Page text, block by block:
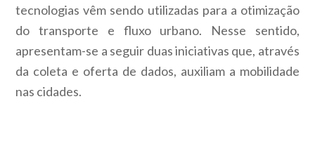
tecnologias vêm sendo utilizadas para a otimização
do transporte e fluxo urbano. Nesse sentido,
apresentam-se a seguir duas iniciativas que, através
da coleta e oferta de dados, auxiliam a mobilidade
nas cidades.